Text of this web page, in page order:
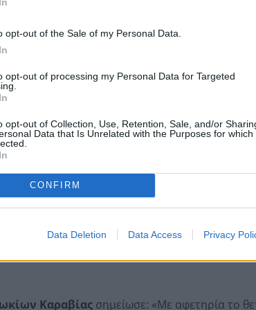
opt-out of the Sale of my Personal Data.
opt-out of processing my Personal Data for Targeted
opt-out of Collection, Use, Retention, Sale, and/or
Data that Is Unrelated with the Purposes for which
CONFIRM
Data Deletion Data Access Privacy
Ψάλτης
που αύριο θα μπει σε μια αίθουσα
την αξιοπρέπεια του. Ο πρώτος
ότι όταν το Δημόσιο και ο ιδιωτικός
έρχονται γρήγορα και είναι ορατά
ίδια πεποίθηση: η Παιδεία είναι η πιο
Καραβίας σημείωσε: «Με αφετηρία το